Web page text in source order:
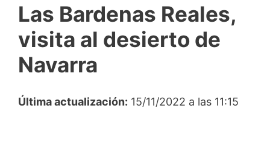
Las Bardenas Reales,
visita al desierto de
Navarra
Última actualización: 15/11/2022 a las 11:15